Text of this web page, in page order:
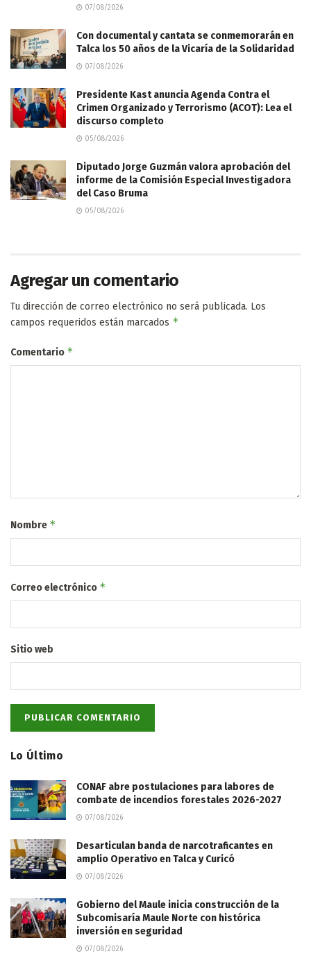
07/08/2026
Con documental y cantata se conmemorarán en
Talca los 50 años de la Vicaría de la Solidaridad
07/08/2026
Presidente Kast anuncia Agenda Contra el
Crimen Organizado y Terrorismo (ACOT): Lea el
discurso completo
05/08/2026
Diputado Jorge Guzmán valora aprobación del
informe de la Comisión Especial Investigadora
del Caso Bruma
05/08/2026
Agregar un comentario
Tu dirección de correo electrónico no será publicada. Los
campos requeridos están marcados *
Comentario *
Nombre *
Correo electrónico *
Sitio web
Lo Último
CONAF abre postulaciones para labores de
combate de incendios forestales 2026-2027
07/08/2026
Desarticulan banda de narcotraficantes en
amplio Operativo en Talca y Curicó
07/08/2026
Gobierno del Maule inicia construcción de la
Subcomisaría Maule Norte con histórica
inversión en seguridad
07/08/2026